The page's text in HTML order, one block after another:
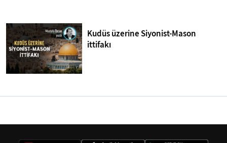
Kudüs üzerine Siyonist-Mason
ittifakı